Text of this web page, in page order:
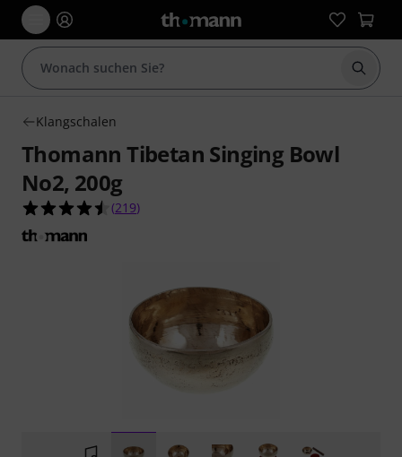
Suche
Klangschalen
Thomann Tibetan Singing Bowl
No2, 200g
4.5 von 5 Sternen aus 219 Kundenbewertungen
(219)